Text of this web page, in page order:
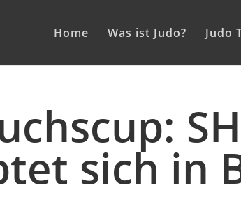
Home Was ist Judo? Judo
sich in